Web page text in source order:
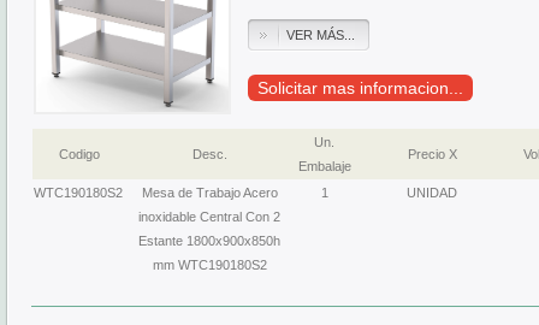
VER MÁS...
Solicitar mas informacion...
Codigo Desc.
Un.
Embalaje
Precio X
WTC190180S2
Mesa de Trabajo Acero
inoxidable Central Con 2
Estante 1800x900x850h
mm WTC190180S2
1 UNIDAD